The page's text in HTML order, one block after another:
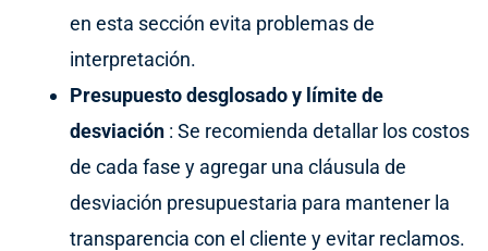
en esta sección evita problemas de
interpretación.
Presupuesto desglosado y límite de
desviación : Se recomienda detallar los costos
de cada fase y agregar una cláusula de
desviación presupuestaria para mantener la
transparencia con el cliente y evitar reclamos.